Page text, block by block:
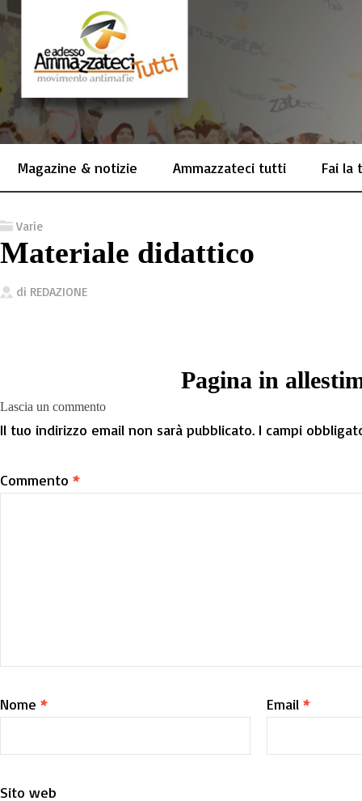
Magazine & notizie Ammazzateci tutti Fai la
Varie
Materiale didattico
di REDAZIONE
Pagina in
Lascia un commento
Il tuo indirizzo email non sarà pubblicato. I campi
Commento *
Nome * Email *
Sito web